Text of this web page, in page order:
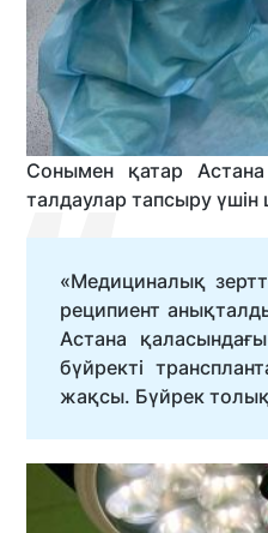
Сонымен қатар Астана
талдаулар тапсыру
«Медициналық
реципиент
Астана
бүйректі
жақсы. Бүйрек толық